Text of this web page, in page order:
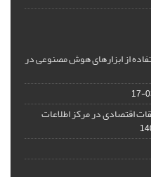
از ابزارهای هوش مصنوعی در
اقتصادی در مرکز اطلاعات